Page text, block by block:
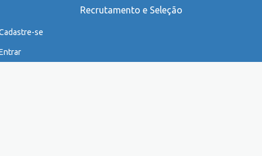
Recrutamento e Seleção
se